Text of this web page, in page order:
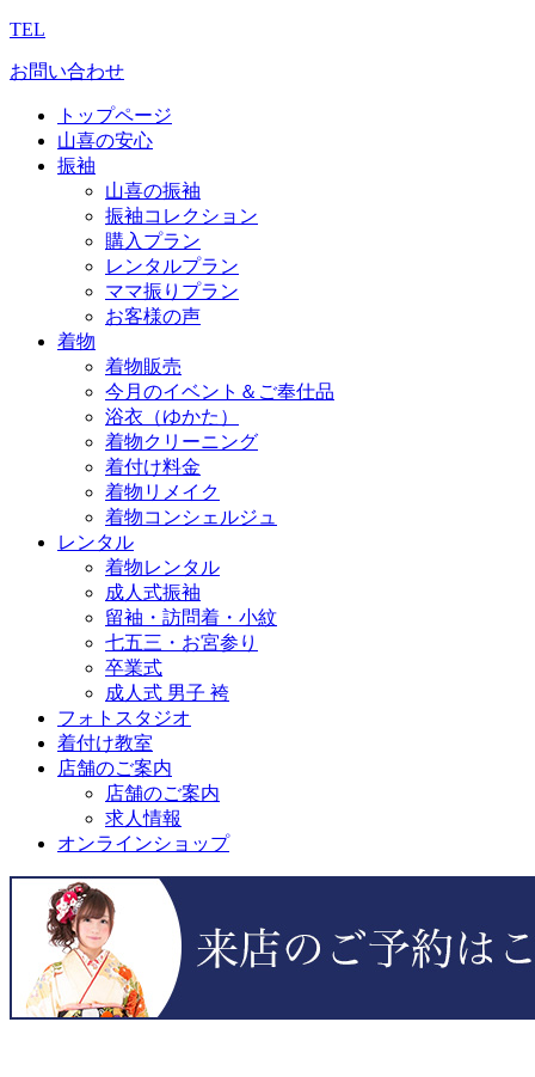
TEL
お問い合わせ
トップページ
山喜の安心
振袖
山喜の振袖
振袖コレクション
購入プラン
レンタルプラン
ママ振りプラン
お客様の声
着物
着物販売
今月のイベント＆ご奉仕品
浴衣（ゆかた）
着物クリーニング
着付け料金
着物リメイク
着物コンシェルジュ
レンタル
着物レンタル
成人式振袖
留袖・訪問着・小紋
七五三・お宮参り
卒業式
成人式 男子 袴
フォトスタジオ
着付け教室
店舗のご案内
店舗のご案内
求人情報
オンラインショップ